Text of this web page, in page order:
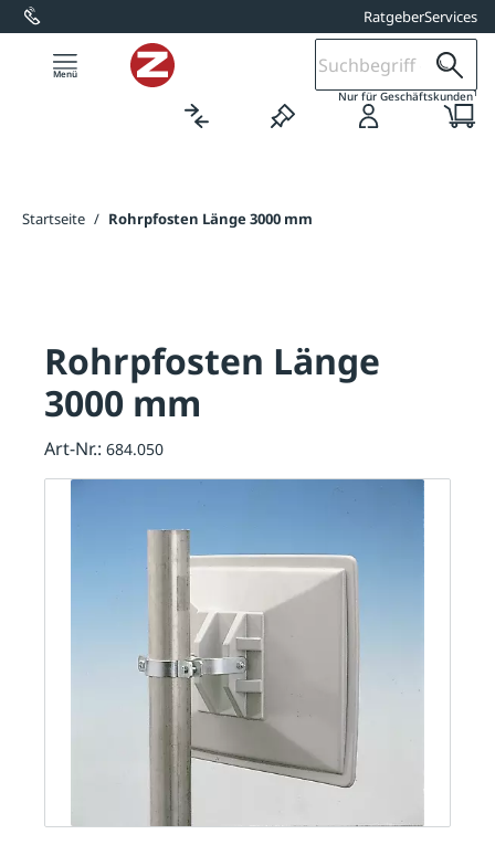
springen RatgeberServices
Nur für Geschäftskunden1
Startseite / Rohrpfosten Länge 3000 mm
Rohrpfosten Länge
3000 mm
Art-Nr.: 684.050